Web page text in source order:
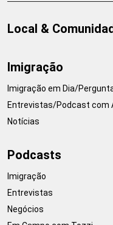
Local &
Imigração
Imigração em Dia/
Entrevistas/Podcast com
Notícias
Podcasts
Imigração
Entrevistas
Negócios